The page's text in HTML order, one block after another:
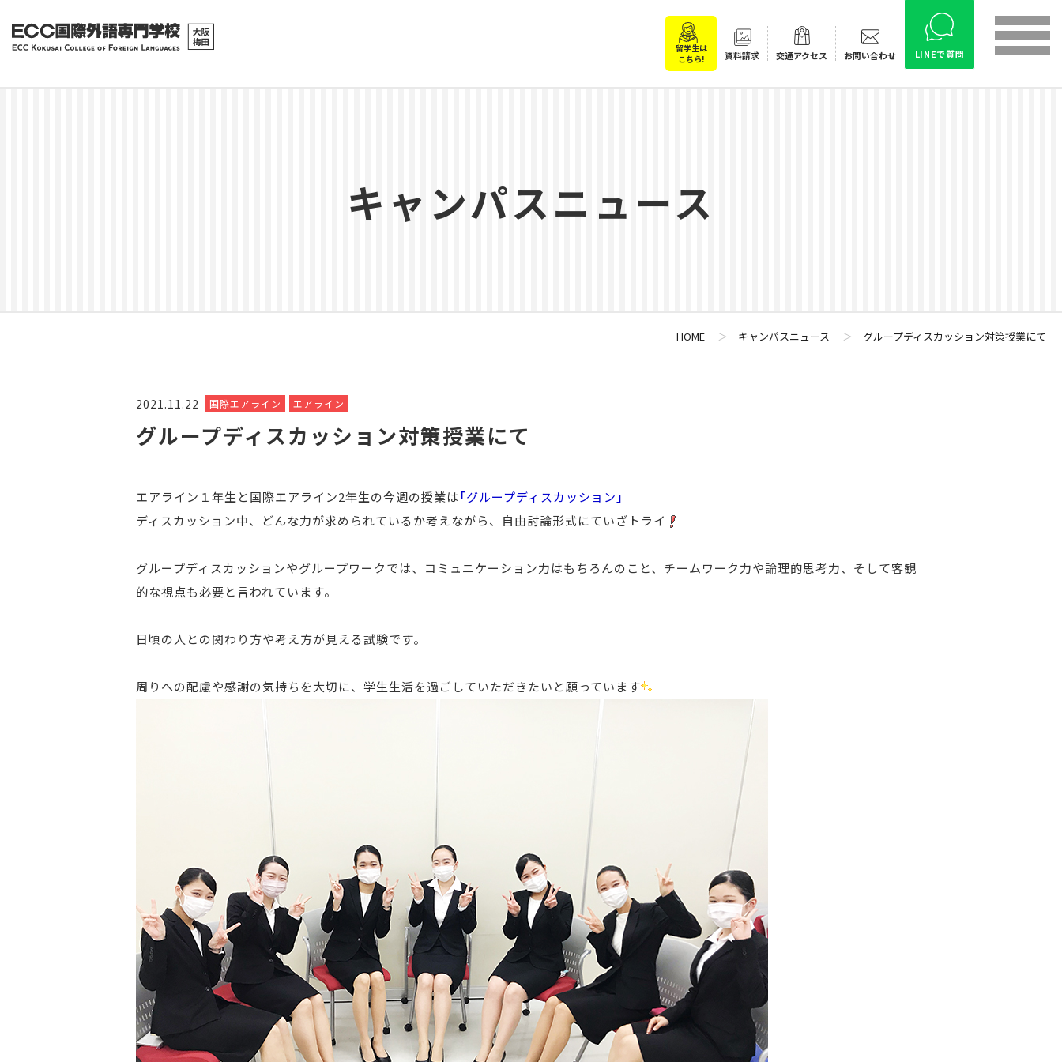
留学生は
こちら!
資料請求 交通アクセス お問い合わせ LINEで質問
キャンパスニュース
HOME ＞ キャンパスニュース ＞ グループディスカッション対策授業にて
2021.11.22 国際エアライン エアライン
グループディスカッション対策授業にて
エアライン１年生と国際エアライン2年生の今週の授業は 「グループディスカッション」
ディスカッション中、どんな力が求められているか考えながら、自由討論形式にていざトライ
グループディスカッションやグループワークでは、コミュニケーション力はもちろんのこと、チームワーク力や論理的思考力、そして客観
的な視点も必要と言われています。
日頃の人との関わり方や考え方が見える試験です。
周りへの配慮や感謝の気持ちを大切に、学生生活を過ごしていただきたいと願っています